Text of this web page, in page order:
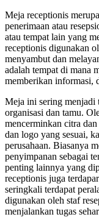
Meja receptionis
penerimaan atau
atau tempat lain yang
receptionis digunakan
menyambut dan
adalah tempat di mana
memberikan informasi,
Meja ini sering menjadi
organisasi dan tamu.
mencerminkan citra
dan logo yang sesuai,
perusahaan. Biasanya
penyimpanan sebagai
penting lainnya yang
receptionis juga
seringkali terdapat
digunakan oleh staf
menjalankan tugas